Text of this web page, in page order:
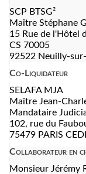
SCP BTSG²
Maître Stéphane
15 Rue de l'Hôtel
CS 70005
92522 Neuilly-
Co-Liquidateur
SELAFA MJA
Maître Jean-
Mandataire
102, rue du
75479 PARIS
Collaborateur en
Monsieur Jérémy